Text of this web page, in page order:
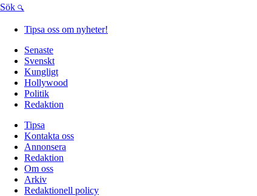
Sök
Tipsa oss om nyheter!
Senaste
Svenskt
Kungligt
Hollywood
Politik
Redaktion
Tipsa
Kontakta oss
Annonsera
Redaktion
Om oss
Arkiv
Redaktionell policy